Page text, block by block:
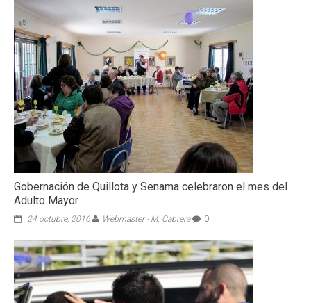
Gobernación de Quillota y Senama celebraron el mes del
Adulto Mayor
24 octubre, 2016 Webmaster - M. Cabrera 0